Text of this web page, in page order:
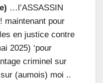
…l’ASSASSIN
maintenant pour
en justice contre
2025) ‘pour
criminel sur
(aumois) moi ..